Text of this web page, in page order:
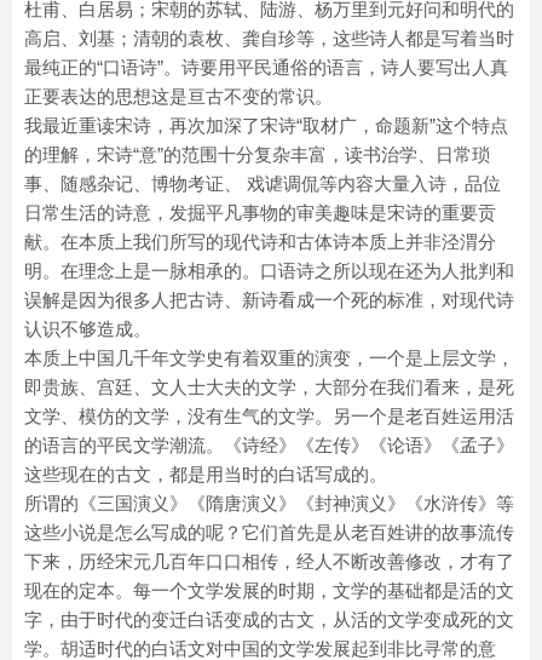
杜甫、白居易；宋朝的苏轼、陆游、杨万里到元好问和明代的
高启、刘基；清朝的袁枚、龚自珍等，这些诗人都是写着当时
最纯正的“口语诗”。诗要用平民通俗的语言，诗人要写出人真
正要表达的思想这是亘古不变的常识。
我最近重读宋诗，再次加深了宋诗“取材广，命题新”这个特点
的理解，宋诗“意”的范围十分复杂丰富，读书治学、日常琐
事、随感杂记、博物考证、 戏谑调侃等内容大量入诗，品位
日常生活的诗意，发掘平凡事物的审美趣味是宋诗的重要贡
献。在本质上我们所写的现代诗和古体诗本质上并非泾渭分
明。在理念上是一脉相承的。口语诗之所以现在还为人批判和
误解是因为很多人把古诗、新诗看成一个死的标准，对现代诗
认识不够造成。
本质上中国几千年文学史有着双重的演变，一个是上层文学，
即贵族、宫廷、文人士大夫的文学，大部分在我们看来，是死
文学、模仿的文学，没有生气的文学。另一个是老百姓运用活
的语言的平民文学潮流。《诗经》《左传》《论语》《孟子》
这些现在的古文，都是用当时的白话写成的。
所谓的《三国演义》《隋唐演义》《封神演义》《水浒传》等
这些小说是怎么写成的呢？它们首先是从老百姓讲的故事流传
下来，历经宋元几百年口口相传，经人不断改善修改，才有了
现在的定本。每一个文学发展的时期，文学的基础都是活的文
字，由于时代的变迁白话变成的古文，从活的文学变成死的文
学。胡适时代的白话文对中国的文学发展起到非比寻常的意